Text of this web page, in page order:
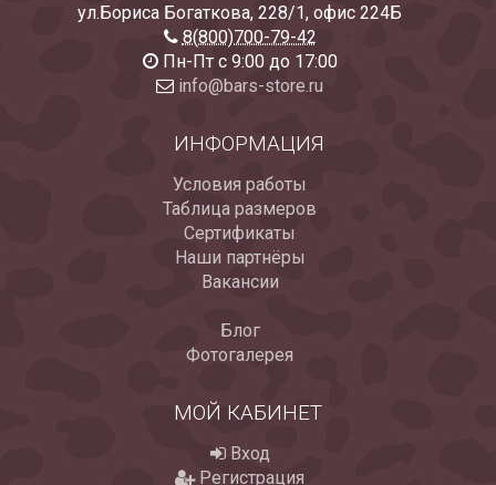
ул.Бориса Богаткова, 228/1, офис 224Б
8(800)700-79-42
Пн-Пт с 9:00 до 17:00
info@bars-store.ru
ИНФОРМАЦИЯ
Условия работы
Таблица размеров
Сертификаты
Наши партнёры
Вакансии
Блог
Фотогалерея
МОЙ КАБИНЕТ
Вход
Регистрация